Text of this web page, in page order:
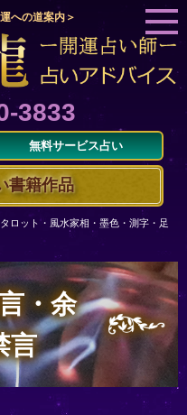
への道案内＞
3833
無料サービス占い
書籍作品
ロット・風水家相・墨色・測字・足
・余
言